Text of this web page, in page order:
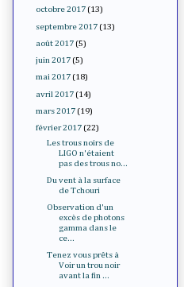
octobre 2017 (13)
septembre 2017 (13)
août 2017 (5)
juin 2017 (5)
mai 2017 (18)
avril 2017 (14)
mars 2017 (19)
février 2017 (22)
Les trous noirs de
LIGO n'étaient
pas des trous no...
Du vent à la surface
de Tchouri
Observation d'un
excès de photons
gamma dans le
ce...
Tenez vous prêts à
Voir un trou noir
avant la fin ...